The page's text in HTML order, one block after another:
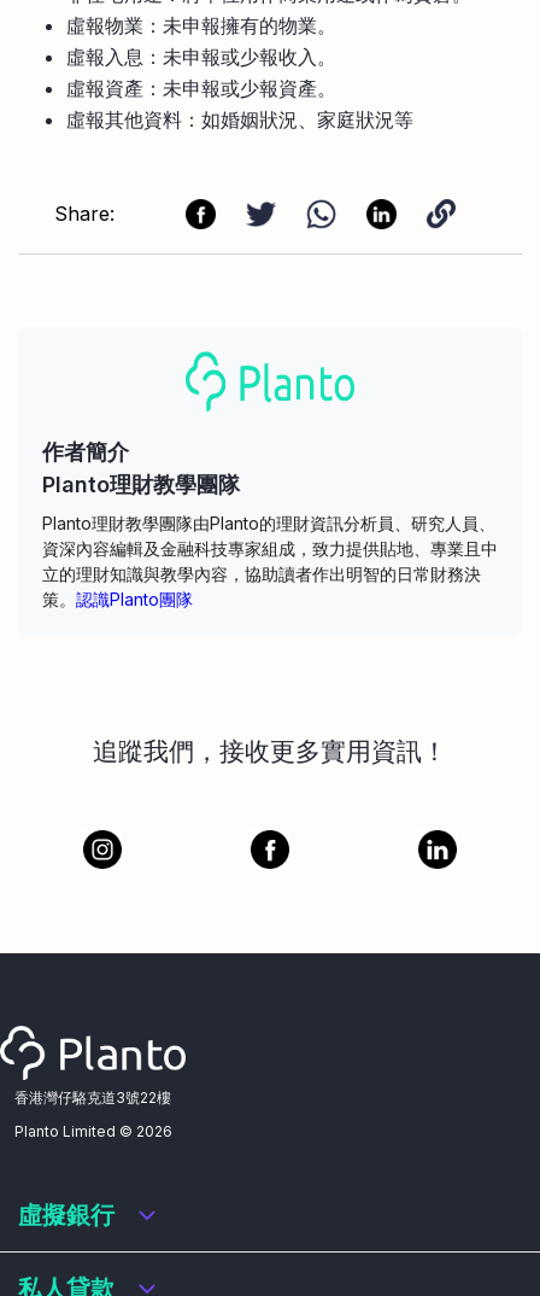
虛報物業：未申報擁有的物業。
虛報入息：未申報或少報收入。
虛報資產：未申報或少報資產。
虛報其他資料：如婚姻狀況、家庭狀況等
Share:
作者簡介
Planto理財教學團隊
Planto理財教學團隊由Planto的理財資訊分析員、研究人員、
資深內容編輯及金融科技專家組成，致力提供貼地、專業且中
立的理財知識與教學內容，協助讀者作出明智的日常財務決
策。 認識Planto團隊
追蹤我們，接收更多實用資訊！
香港灣仔駱克道3號22樓
Planto Limited © 2026
虛擬銀行
虛擬銀行迎新優惠
私人貸款